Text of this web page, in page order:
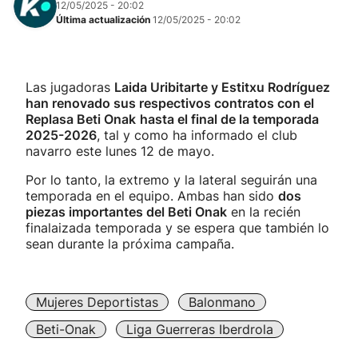
12/05/2025 - 20:02
Última actualización 12/05/2025 - 20:02
Las jugadoras Laida Uribitarte y Estitxu Rodríguez
han renovado sus respectivos contratos con el
Replasa Beti Onak hasta el final de la temporada
2025-2026, tal y como ha informado el club
navarro este lunes 12 de mayo.
Por lo tanto, la extremo y la lateral seguirán una
temporada en el equipo. Ambas han sido dos
piezas importantes del Beti Onak en la recién
finalaizada temporada y se espera que también lo
sean durante la próxima campaña.
Mujeres Deportistas
Balonmano
Beti-Onak
Liga Guerreras Iberdrola